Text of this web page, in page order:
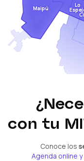
Maipú
Lo
con tu
Conoce los
Agenda online